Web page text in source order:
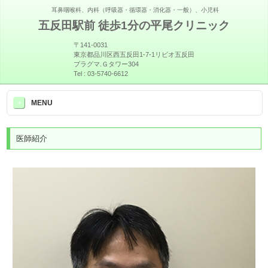
耳鼻咽喉科、内科（呼吸器・循環器・消化器・一般）、小児科
五反田駅前 徒歩1分の平尾クリニック
〒141-0031
東京都品川区西五反田1-7-1リビオ五反田
プラグマ.Ｇタワー304
Tel : 03-5740-6612
>MENU
医師紹介